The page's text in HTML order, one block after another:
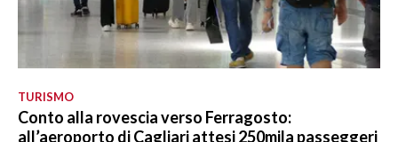
TURISMO
Conto alla rovescia verso Ferragosto:
all’aeroporto di Cagliari attesi 250mila passeggeri